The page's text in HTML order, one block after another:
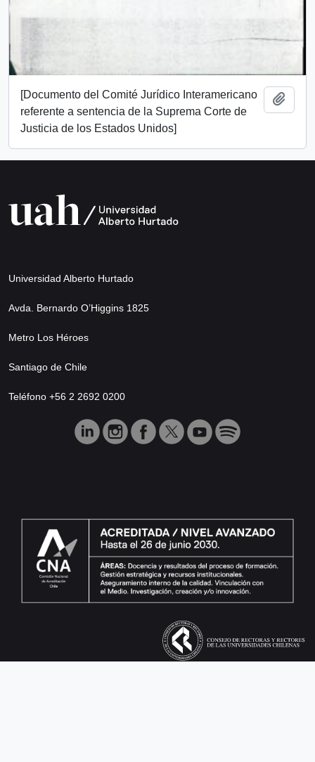
[Documento del Comité Jurídico Interamericano
referente a sentencia de la Suprema Corte de
Justicia de los Estados Unidos]
Universidad Alberto Hurtado
Avda. Bernardo O’Higgins 1825
Metro Los Héroes
Santiago de Chile
Teléfono +56 2 2692 0200